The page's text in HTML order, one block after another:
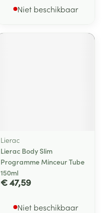
Niet beschikbaar
Lierac
Lierac Body Slim
Programme Minceur Tube
150ml
€ 47,59
Niet beschikbaar